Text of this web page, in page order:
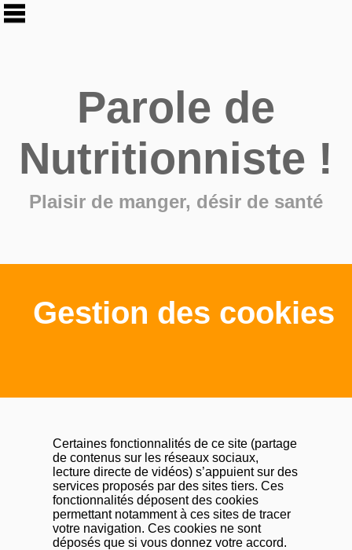
Parole de
Nutritionniste !
Plaisir de manger, désir de santé
Gestion des cookies
Certaines fonctionnalités de ce site (partage
de contenus sur les réseaux sociaux,
lecture directe de vidéos) s’appuient sur des
services proposés par des sites tiers. Ces
fonctionnalités déposent des cookies
permettant notamment à ces sites de tracer
votre navigation. Ces cookies ne sont
déposés que si vous donnez votre accord.